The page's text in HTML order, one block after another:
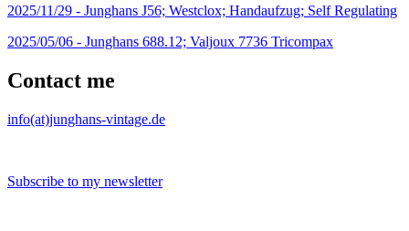
2025/11/29 - Junghans J56; Westclox; Handaufzug; Self Regulating
2025/05/06 - Junghans 688.12; Valjoux 7736 Tricompax
Contact me
info(at)junghans-vintage.de
Subscribe to my newsletter